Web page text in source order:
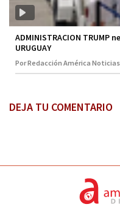
ADMINISTRACION TRUMP
URUGUAY
Por Redacción América
DEJA TU COMENTARIO